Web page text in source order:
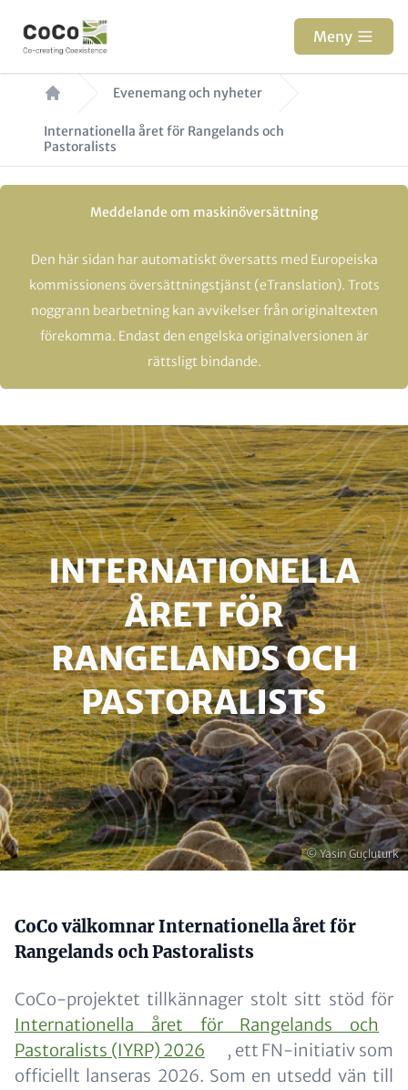
Meny
Länkstig Evenemang och nyheter
Internationella året för Rangelands och
Pastoralists
Meddelande om maskinöversättning
Den här sidan har automatiskt översatts med Europeiska
kommissionens översättningstjänst (eTranslation). Trots
noggrann bearbetning kan avvikelser från originaltexten
förekomma. Endast den engelska originalversionen är
rättsligt bindande.
Paragraphs
Copyright
© Yasin Guçluturk
HEADLINE
(OPTIONAL)
INTERNATIONELLA
ÅRET FÖR
RANGELANDS OCH
PASTORALISTS
Content
CoCo välkomnar Internationella året för
Rangelands och Pastoralists
CoCo-projektet tillkännager stolt sitt stöd för
Internationella året för Rangelands och
Pastoralists (IYRP) 2026
, ett FN-initiativ som
officiellt lanseras 2026. Som en utsedd vän till